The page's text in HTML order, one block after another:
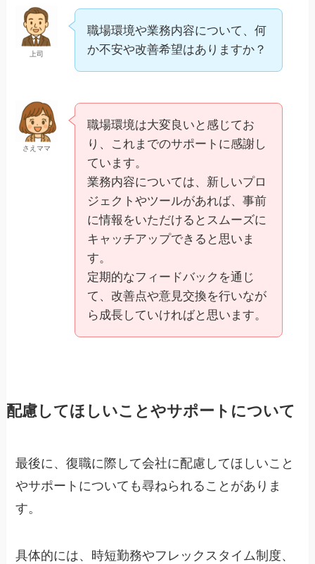
上司
職場環境や業務内容について、何
か不安や改善希望はありますか？
さえママ
職場環境は大変良いと感じてお
り、これまでのサポートに感謝し
ています。
業務内容については、新しいプロ
ジェクトやツールがあれば、事前
に情報をいただけるとスムーズに
キャッチアップできると思いま
す。
定期的なフィードバックを通じ
て、改善点や意見交換を行いなが
ら成長していければと思います。
配慮してほしいことやサポートについて
最後に、復職に際して会社に配慮してほしいこと
やサポートについても尋ねられることがありま
す。
具体的には、時短勤務やフレックスタイム制度、